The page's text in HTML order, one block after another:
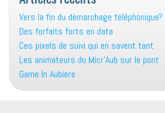
Vers la fin du démarchage téléphonique?
Des forfaits forts en data
Ces pixels de suivi qui en savent tant
Les animateurs du Micr’Aub sur le pont
Game In Aubiere